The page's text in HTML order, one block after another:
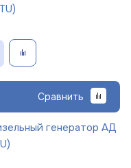
Сравнить
генератор АД